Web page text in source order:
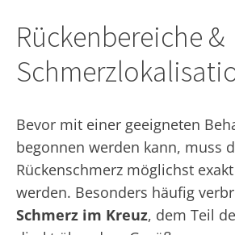
Rückenbereiche &
Bevor mit einer geeigneten
begonnen werden kann, muss
Rückenschmerz möglichst
werden. Besonders häufig
Schmerz im Kreuz, dem Teil